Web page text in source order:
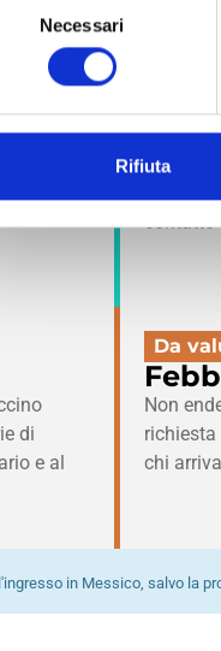
nel rispetto della
primo accesso, ti verrà
maggiori dettagli
Necessari
Rifiuta
per
contatto
di
e al
Da
Non
chi
in Messico, salvo la